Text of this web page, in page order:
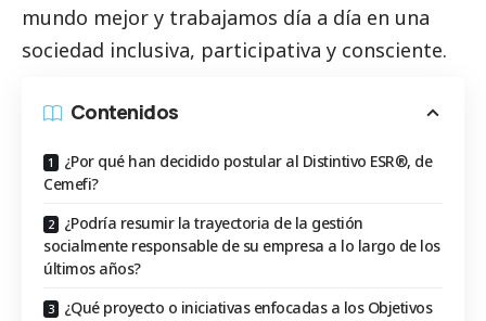
mundo mejor y trabajamos día a día en una
sociedad inclusiva, participativa y consciente.
Contenidos
¿Por qué han decidido postular al Distintivo ESR®, de
Cemefi?
¿Podría resumir la trayectoria de la gestión
socialmente responsable de su empresa a lo largo de los
últimos años?
¿Qué proyecto o iniciativas enfocadas a los Objetivos